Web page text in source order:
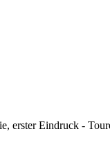
erster Eindruck -